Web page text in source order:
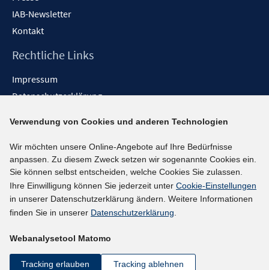
IAB-Newsletter
Kontakt
Rechtliche Links
Impressum
Datenschutzerklärung
Barrieren melden
Social-Media-Kanäle
BlueSky
YouTube
LinkedIn
kununu
Netiquette
Verwendung von Cookies und anderen Technologien
Wir möchten unsere Online-Angebote auf Ihre Bedürfnisse
anpassen. Zu diesem Zweck setzen wir sogenannte Cookies ein.
Sie können selbst entscheiden, welche Cookies Sie zulassen.
Ihre Einwilligung können Sie jederzeit unter Cookie-Einstellungen
in unserer Datenschutzerklärung ändern. Weitere Informationen
finden Sie in unserer Datenschutzerklärung.
Webanalysetool Matomo
Tracking erlauben Tracking ablehnen